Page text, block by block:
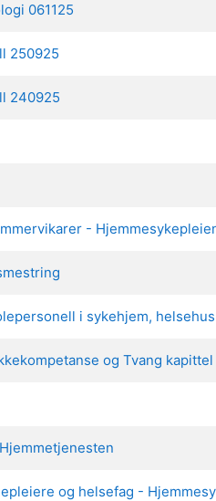
061125
250925
240925
-
i sykehjem,
og Tvang
og helsefag -